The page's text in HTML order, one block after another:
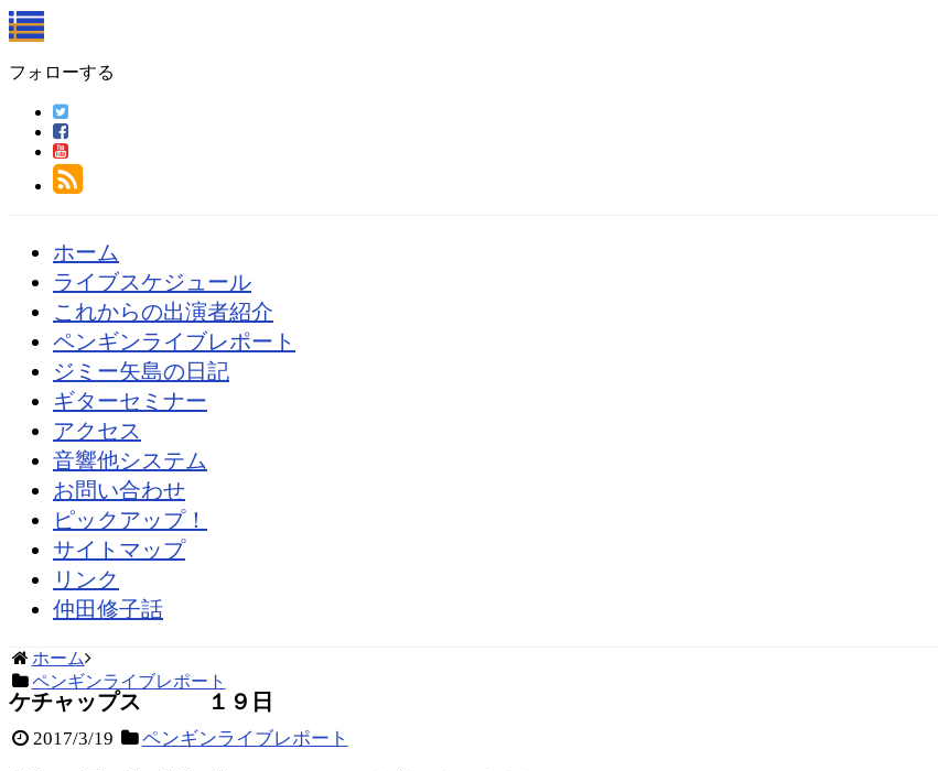
フォローする
ホーム
ライブスケジュール
これからの出演者紹介
ペンギンライブレポート
ジミー矢島の日記
ギターセミナー
アクセス
音響他システム
お問い合わせ
ピックアップ！
サイトマップ
リンク
仲田修子話
ホーム
ペンギンライブレポート
ケチャップス １９日
2017/3/19 ペンギンライブレポート